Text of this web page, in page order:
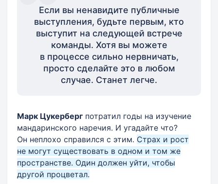
Если вы ненавидите публичные
выступления, будьте первым, кто
выступит на следующей встрече
команды. Хотя вы можете
в процессе сильно нервничать,
просто сделайте это в любом
случае. Станет легче.
Марк Цукерберг потратил годы на изучение
мандаринского наречия. И угадайте что?
Он неплохо справился с этим. Страх и рост
не могут существовать в одном и том же
пространстве. Один должен уйти, чтобы
другой процветал.